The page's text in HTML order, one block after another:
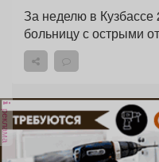
За неделю в Кузбассе
больницу с острыми
реклама